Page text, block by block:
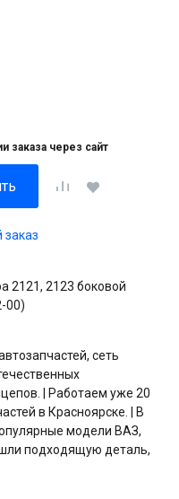
заказа через сайт
заказ
2121, 2123 боковой
00)
сеть
| Работаем уже 20
в Красноярске. | В
модели ВАЗ,
подходящую деталь,